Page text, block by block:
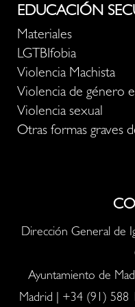
EDUCACIÓN
Materiales
LGTBIfobia
Violencia Machista
Violencia de género
Violencia sexual
Otras formas graves
Dirección General de
Ayuntamiento de
Madrid | +34 (91) 588